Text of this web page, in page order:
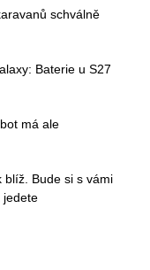
schválně
Baterie u S27
má ale
blíž. Bude si s vámi
jedete